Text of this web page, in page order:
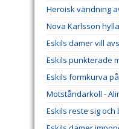
Heroisk vändning
Nova Karlsson
Eskils damer vill
Eskils punkterade
Eskils formkurva
Motståndarkoll -
Eskils reste sig